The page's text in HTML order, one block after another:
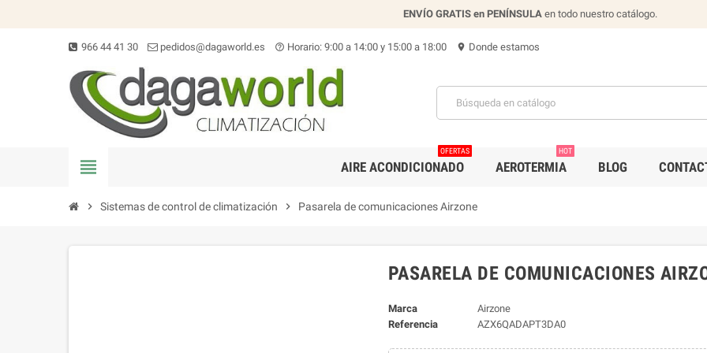
ENVÍO GRATIS en PENÍNSULA en todo nuestro catálogo.
966 44 41 30 pedidos@dagaworld.es help_outline Horario: 9:00 a 14:00 y 15:00 a 18:00 location_on Donde estamos
view_headline AIRE ACONDICIONADO
OFERTAS
AEROTERMIA
HOT
BLOG
chevron_right Sistemas de control de climatización chevron_right Pasarela de comunicaciones Airzone
PASARELA DE COMUNICACIONES
Marca
Airzone
Referencia
AZX6QADAPT3DA0